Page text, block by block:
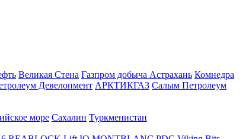
Великая Стена Газпром добыча Астрахань Комнедра
Девелопмент АРКТИКГАЗ Салым Петролеум
море Сахалин Туркменистан